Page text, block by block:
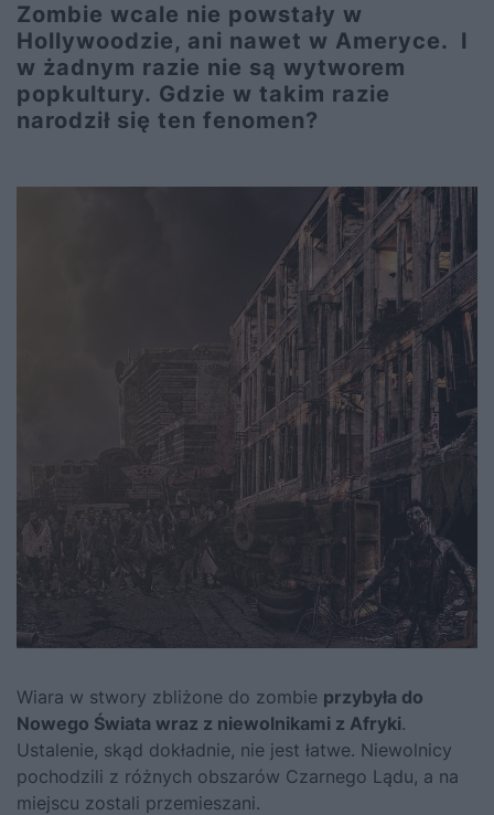
Zombie wcale nie powstały w
Hollywoodzie, ani nawet w Ameryce. I
w żadnym razie nie są wytworem
popkultury. Gdzie w takim razie
narodził się ten fenomen?
Wiara w stwory zbliżone do zombie przybyła do
Nowego Świata wraz z niewolnikami z Afryki.
Ustalenie, skąd dokładnie, nie jest łatwe. Niewolnicy
pochodzili z różnych obszarów Czarnego Lądu, a na
miejscu zostali przemieszani.